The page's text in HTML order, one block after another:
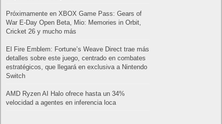
Próximamente en XBOX Game Pass: Gears of
War E-Day Open Beta, Mio: Memories in Orbit,
Cricket 26 y mucho más
El Fire Emblem: Fortune’s Weave Direct trae más
detalles sobre este juego, centrado en combates
estratégicos, que llegará en exclusiva a Nintendo
Switch
AMD Ryzen AI Halo ofrece hasta un 34%
velocidad a agentes en inferencia loca